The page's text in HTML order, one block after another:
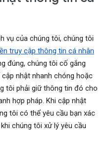
vụ của chúng tôi, chúng tôi
truy cập thông tin cá nhân
đúng, chúng tôi cố gắng
nhật nhanh chóng hoặc
tôi phải giữ thông tin đó cho
hợp pháp. Khi cập nhật
tôi có thể yêu cầu bạn xác
chúng tôi xử lý yêu cầu